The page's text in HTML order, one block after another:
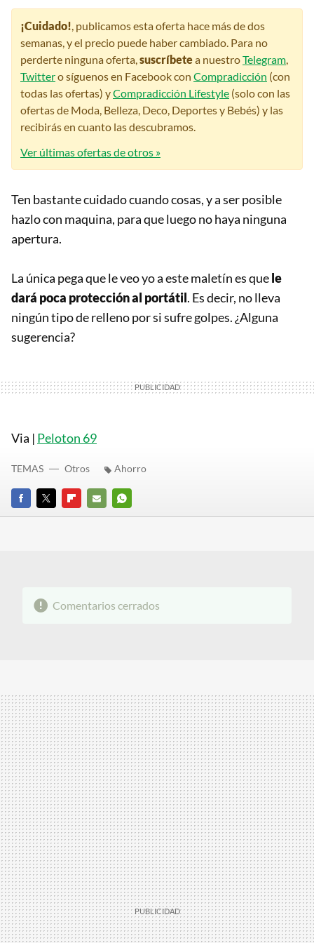
¡Cuidado!, publicamos esta oferta hace más de dos
semanas, y el precio puede haber cambiado. Para no
perderte ninguna oferta,suscríbetea nuestroTelegram,
Twittero síguenos en Facebook con Compradicción (con
todas las ofertas) yCompradicción Lifestyle (solo con las
ofertas de Moda, Belleza, Deco, Deportes y Bebés) y las
recibirás en cuanto las descubramos.
Ver últimas ofertas de otros »
Ten bastante cuidado cuando cosas, y a ser posible
hazlo con maquina, para que luego no haya ninguna
apertura.
La única pega que le veo yo a este maletín es quele
dará poca protección al portátil. Es decir, no lleva
ningún tipo de relleno por si sufre golpes. ¿Alguna
sugerencia?
Via | Peloton 69
FACEBOOK
TWITTERFLIPBOARD
E-
WHATSAPP
TEMAS Otros Ahorro
Comentarios cerrados